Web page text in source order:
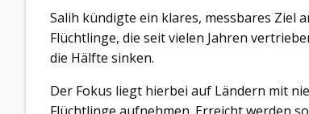
Salih kündigte ein klares, messbares Ziel
Flüchtlinge, die seit vielen Jahren
die Hälfte sinken.
Der Fokus liegt hierbei auf Ländern mit
Flüchtlinge aufnehmen. Erreicht werden